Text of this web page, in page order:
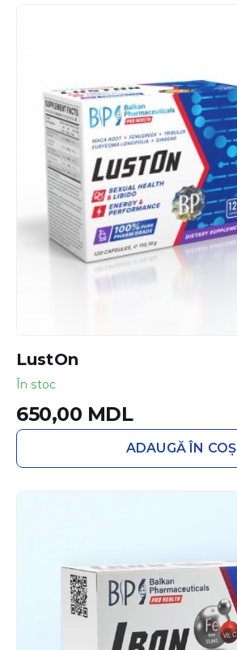
LustOn
În stoc
650,00 MDL
ADAUGĂ ÎN COȘ